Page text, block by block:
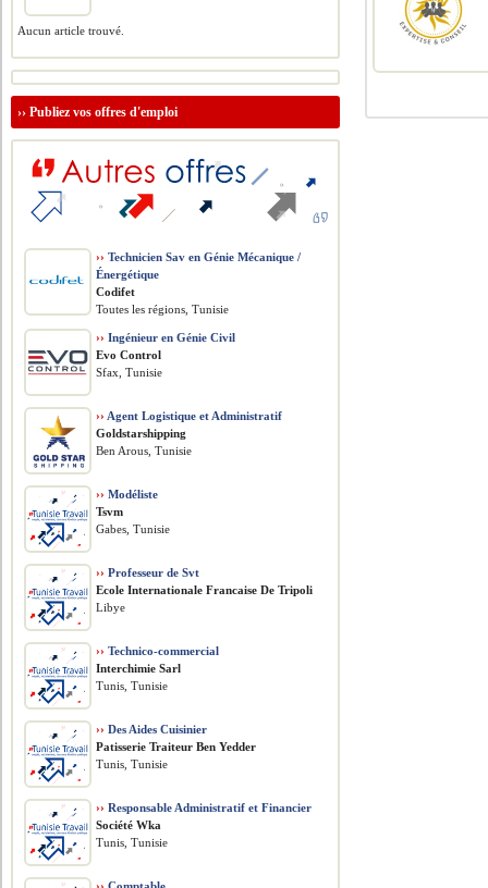
Aucun article trouvé.
››Publiez vos offres d'emploi
›› Technicien Sav en Génie Mécanique /
Énergétique
Codifet
Toutes les régions, Tunisie
›› Ingénieur en Génie Civil
Evo Control
Sfax, Tunisie
›› Agent Logistique et Administratif
Goldstarshipping
Ben Arous, Tunisie
›› Modéliste
Tsvm
Gabes, Tunisie
›› Professeur de Svt
Ecole Internationale Francaise De Tripoli
Libye
›› Technico-commercial
Interchimie Sarl
Tunis, Tunisie
›› Des Aides Cuisinier
Patisserie Traiteur Ben Yedder
Tunis, Tunisie
›› Responsable Administratif et Financier
Société Wka
Tunis, Tunisie